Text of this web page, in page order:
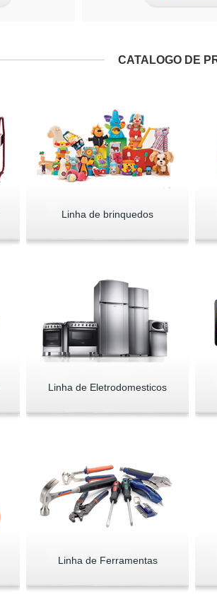
CATALOGO DE
Linha de brinquedos
Linha de Eletrodomesticos
Linha de Ferramentas